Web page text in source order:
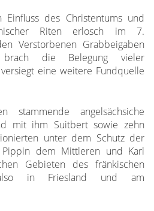
des Christentums und
Riten erlosch im 7.
Verstorbenen Grabbeigaben
brach die Belegung vieler
eine weitere Fundquelle
stammende angelsächsiche
mit ihm Suitbert sowie zehn
unter dem Schutz der
Pippin dem Mittleren und Karl
Gebieten des fränkischen
also in Friesland und am